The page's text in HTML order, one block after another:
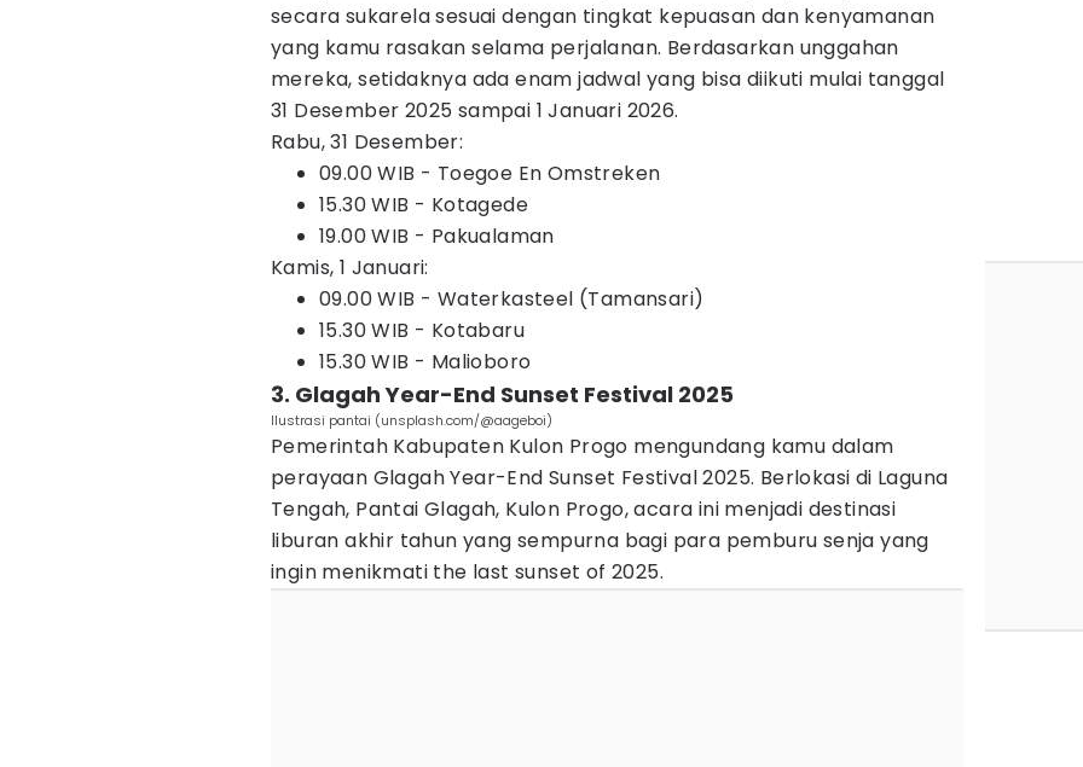
secara sukarela sesuai dengan tingkat kepuasan dan kenyamanan
yang kamu rasakan selama perjalanan. Berdasarkan unggahan
mereka, setidaknya ada enam jadwal yang bisa diikuti mulai tanggal
31 Desember 2025 sampai 1 Januari 2026.
Rabu, 31 Desember:
09.00 WIB - Toegoe En Omstreken
15.30 WIB - Kotagede
19.00 WIB - Pakualaman
Kamis, 1 Januari:
09.00 WIB - Waterkasteel (Tamansari)
15.30 WIB - Kotabaru
15.30 WIB - Malioboro
3. Glagah Year-End Sunset Festival 2025
Ilustrasi pantai (unsplash.com/@aageboi)
Pemerintah Kabupaten Kulon Progo mengundang kamu dalam
perayaan Glagah Year-End Sunset Festival 2025. Berlokasi di Laguna
Tengah, Pantai Glagah, Kulon Progo, acara ini menjadi destinasi
liburan akhir tahun yang sempurna bagi para pemburu senja yang
ingin menikmati the last sunset of 2025.